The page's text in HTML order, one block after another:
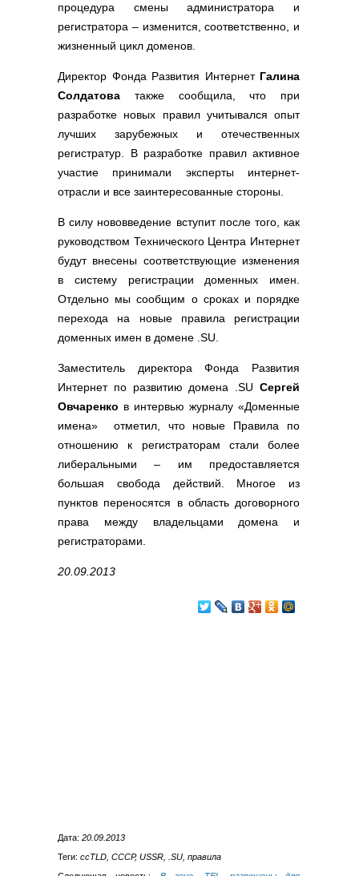
процедура смены администратора и
регистратора – изменится, соответственно, и
жизненный цикл доменов.
Директор Фонда Развития Интернет Галина
Солдатова также сообщила, что при
разработке новых правил учитывался опыт
лучших зарубежных и отечественных
регистратур. В разработке правил активное
участие принимали эксперты интернет-
отрасли и все заинтересованные стороны.
В силу нововведение вступит после того, как
руководством Технического Центра Интернет
будут внесены соответствующие изменения
в систему регистрации доменных имен.
Отдельно мы сообщим о сроках и порядке
перехода на новые правила регистрации
доменных имен в домене .SU.
Заместитель директора Фонда Развития
Интернет по развитию домена .SU Сергей
Овчаренко в интервью журналу «Доменные
имена» отметил, что новые Правила по
отношению к регистраторам стали более
либеральными – им предоставляется
большая свобода действий. Многое из
пунктов переносятся в область договорного
права между владельцами домена и
регистраторами.
20.09.2013
Дата: 20.09.2013
Теги: ccTLD, СССР, USSR, .SU, правила